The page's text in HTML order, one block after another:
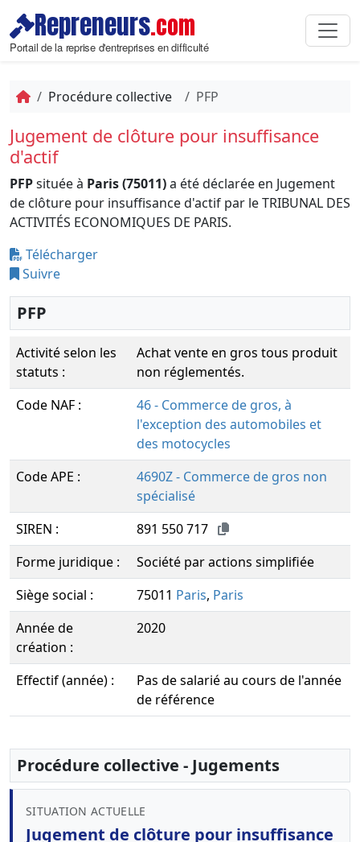
Repreneurs.com
Portail de la reprise d'entreprises en difficulté
Procédure collective PFP
Jugement de clôture pour insuffisance
d'actif
PFPsituée à Paris (75011)a été déclarée en Jugement
de clôture pour insuffisance d'actif par le TRIBUNAL DES
ACTIVITÉS ECONOMIQUES DE PARIS.
Télécharger
Suivre
PFP
Activité selon les
statuts :
Achat vente en gros tous produit
non réglementés.
Code NAF :
46 - Commerce de gros, à
l'exception des automobiles et
des motocycles
Code APE :
4690Z - Commerce de gros non
spécialisé
SIREN :
891 550 717
Forme juridique :
Société par actions simplifiée
Siège social :
75011 Paris, Paris
Année de
création :
2020
Effectif (année) :
Pas de salarié au cours de l'année
de référence
Procédure collective - Jugements
SITUATION ACTUELLE
Jugement de clôture pour insuffisance